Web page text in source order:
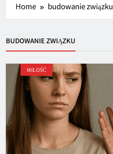
Home budowanie związku
BUDOWANIE ZWIĄZKU
MIŁOŚĆ